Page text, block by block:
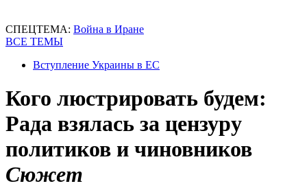
СПЕЦТЕМА: Война в Иране
ВСЕ ТЕМЫ
Вступление Украины в ЕС
Кого люстрировать будем:
Рада взялась за цензуру
политиков и чиновников
Сюжет